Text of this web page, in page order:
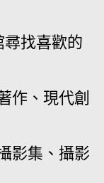
尋找喜歡的
作、現代創
影集、攝影